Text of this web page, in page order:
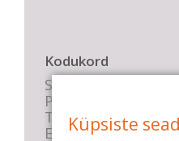
Kodukord
Stuudio sisekord
Tasemete
E-poe tingimused
Küpsiste